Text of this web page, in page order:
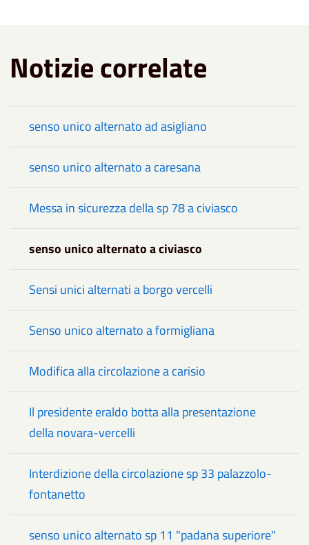
Notizie correlate
senso unico alternato ad asigliano
senso unico alternato a caresana
Messa in sicurezza della sp 78 a civiasco
senso unico alternato a civiasco
Sensi unici alternati a borgo vercelli
Senso unico alternato a formigliana
Modifica alla circolazione a carisio
Il presidente eraldo botta alla presentazione
della novara-vercelli
Interdizione della circolazione sp 33 palazzolo-
fontanetto
senso unico alternato sp 11 "padana superiore"